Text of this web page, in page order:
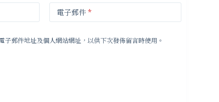
電子郵件*
子郵件地址及個人網站網址，以供下次發佈留言時使用。